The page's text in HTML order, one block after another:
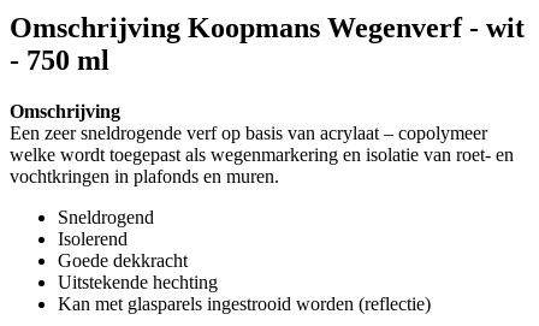
Omschrijving Koopmans Wegenverf - wit
- 750 ml
Omschrijving
Een zeer sneldrogende verf op basis van acrylaat – copolymeer
welke wordt toegepast als wegenmarkering en isolatie van roet- en
vochtkringen in plafonds en muren.
Sneldrogend
Isolerend
Goede dekkracht
Uitstekende hechting
Kan met glasparels ingestrooid worden (reflectie)